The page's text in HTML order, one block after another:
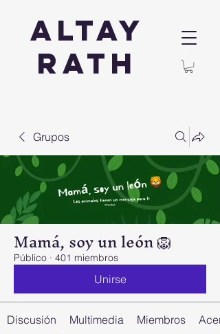
Altay
Rath
Grupos
Mamá, soy un león 🦁
Público · 401 miembros
Unirse
Discusión Multimedia Miembros